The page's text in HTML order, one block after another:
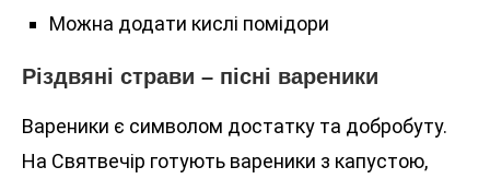
Можна додати кислі помідори
Різдвяні страви – пісні вареники
Вареники є символом достатку та добробуту.
На Святвечір готують вареники з капустою,